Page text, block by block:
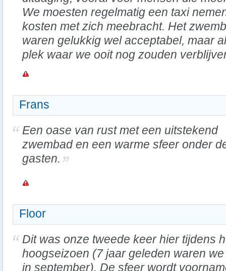
We moesten regelmatig een taxi
kosten met zich meebracht. Het
waren gelukkig wel acceptabel, maar
plek waar we ooit nog zouden
Frans
Een oase van rust met een uitstekend
zwembad en een warme sfeer onder
gasten.
Floor
Dit was onze tweede keer hier tijdens
hoogseizoen (7 jaar geleden waren
in september). De sfeer wordt